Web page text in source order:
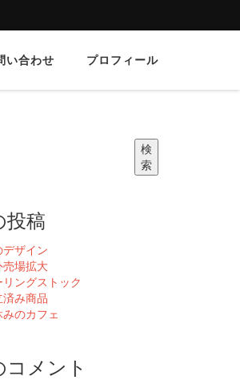
い合わせ プロフィール
検
索
投稿
デザイン
売場拡大
リングストック
済み商品
みのカフェ
コメント